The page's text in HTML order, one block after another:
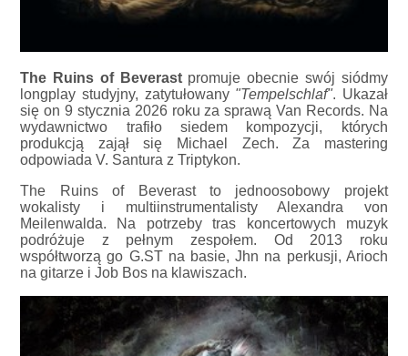
The Ruins of Beverastpromuje obecnie swój siódmy
longplay studyjny, zatytułowany "Tempelschlaf". Ukazał
się on 9 stycznia 2026 roku za sprawą Van Records. Na
wydawnictwo trafiło siedem kompozycji, których
produkcją zajął się Michael Zech. Za mastering
odpowiada V. Santura z Triptykon.
The Ruins of Beverast to jednoosobowy projekt
wokalisty i multiinstrumentalisty Alexandra von
Meilenwalda. Na potrzeby tras koncertowych muzyk
podróżuje z pełnym zespołem. Od 2013 roku
współtworzą go G.ST na basie, Jhn na perkusji, Arioch
na gitarze i Job Bos na klawiszach.